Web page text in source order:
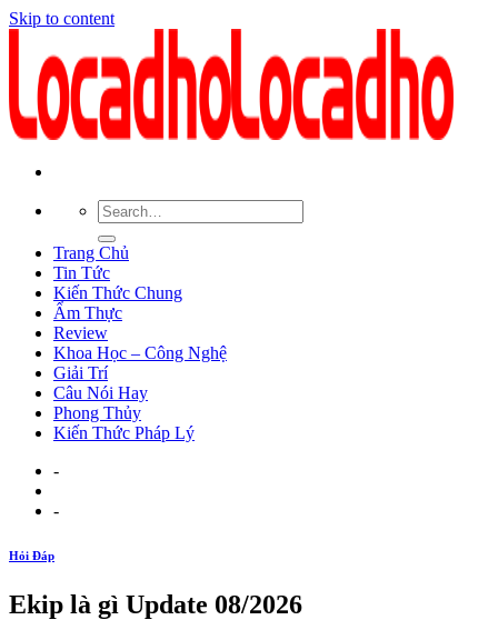
Skip to content
Trang Chủ
Tin Tức
Kiến Thức Chung
Ẩm Thực
Review
Khoa Học – Công Nghệ
Giải Trí
Câu Nói Hay
Phong Thủy
Kiến Thức Pháp Lý
-
-
Hỏi Đáp
Ekip là gì Update 08/2026